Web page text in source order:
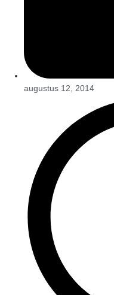
augustus 12, 2014